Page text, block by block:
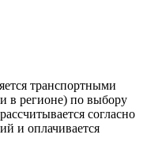
транспортными
в регионе) по выбору
согласно
и оплачивается